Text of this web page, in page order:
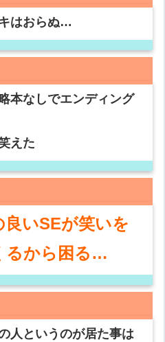
はおらぬ…
本なしでエンディング
えた
いSEが笑いを
るから困る…
人というのが居た事は